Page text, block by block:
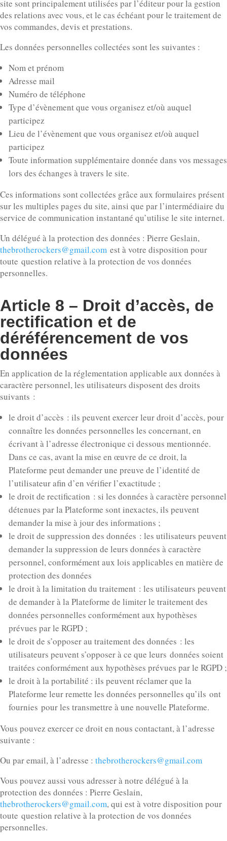
site sont principalement utilisées par l’éditeur pour la gestion
des relations avec vous, et le cas échéant pour le traitement de
vos commandes, devis et prestations.
Les données personnelles collectées sont les suivantes :
Nom et prénom
Adresse mail
Numéro de téléphone
Type d’évènement que vous organisez et/où auquel
participez
Lieu de l’évènement que vous organisez et/où auquel
participez
Toute information supplémentaire donnée dans vos messages
lors des échanges à travers le site.
Ces informations sont collectées grâce aux formulaires présent
sur les multiples pages du site, ainsi que par l’intermédiaire du
service de communication instantané qu’utilise le site internet.
Un délégué à la protection des données : Pierre Geslain,
thebrotherockers@gmail.com est à votre disposition pour
toute question relative à la protection de vos données
personnelles.
Article 8 – Droit d’accès, de
rectification et de
déréférencement de vos
données
En application de la réglementation applicable aux données à
caractère personnel, les utilisateurs disposent des droits
suivants :
le droit d’accès : ils peuvent exercer leur droit d’accès, pour
connaître les données personnelles les concernant, en
écrivant à l’adresse électronique ci dessous mentionnée.
Dans ce cas, avant la mise en œuvre de ce droit, la
Plateforme peut demander une preuve de l’identité de
l’utilisateur afin d’en vérifier l’exactitude ;
le droit de rectification : si les données à caractère personnel
détenues par la Plateforme sont inexactes, ils peuvent
demander la mise à jour des informations ;
le droit de suppression des données : les utilisateurs peuvent
demander la suppression de leurs données à caractère
personnel, conformément aux lois applicables en matière de
protection des données
le droit à la limitation du traitement : les utilisateurs peuvent
de demander à la Plateforme de limiter le traitement des
données personnelles conformément aux hypothèses
prévues par le RGPD ;
le droit de s’opposer au traitement des données : les
utilisateurs peuvent s’opposer à ce que leurs données soient
traitées conformément aux hypothèses prévues par le RGPD ;
le droit à la portabilité : ils peuvent réclamer que la
Plateforme leur remette les données personnelles qu’ils ont
fournies pour les transmettre à une nouvelle Plateforme.
Vous pouvez exercer ce droit en nous contactant, à l’adresse
suivante :
Ou par email, à l’adresse : thebrotherockers@gmail.com
Vous pouvez aussi vous adresser à notre délégué à la
protection des données : Pierre Geslain,
thebrotherockers@gmail.com, qui est à votre disposition pour
toute question relative à la protection de vos données
personnelles.